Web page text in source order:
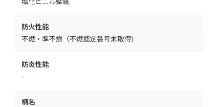
防火性能
不燃・準不燃（不燃認定番号未取得）
防炎性能
-
柄名